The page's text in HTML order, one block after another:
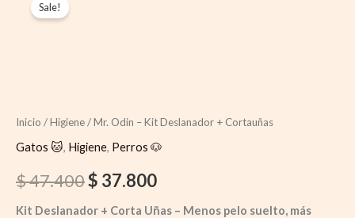
Sale!
Inicio /Higiene/ Mr. Odin – Kit Deslanador + Cortauñas
Gatos 🐱, Higiene, Perros 🐶
$47.400$ 37.800
Kit Deslanador + Corta Uñas – Menos pelo suelto, más